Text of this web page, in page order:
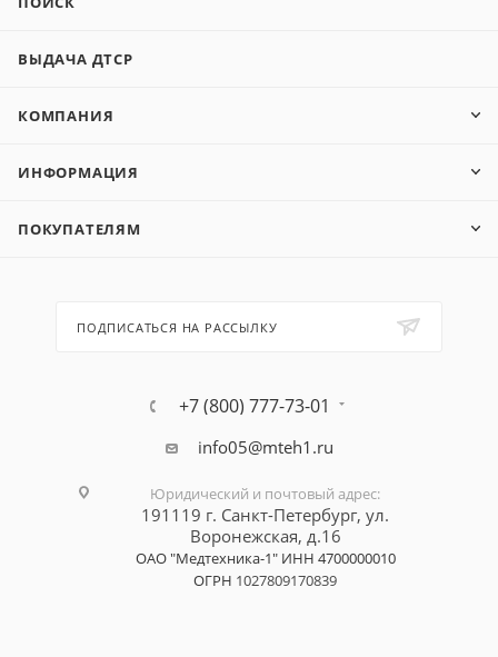
ВЫДАЧА ДТСР
КОМПАНИЯ
ИНФОРМАЦИЯ
ПОКУПАТЕЛЯМ
ПОДПИСАТЬСЯ НА РАССЫЛКУ
+7 (800) 777-73-01
info05@mteh1.ru
Юридический и почтовый адрес:
191119 г. Санкт-Петербург, ул.
Воронежская, д.16
ОАО "Медтехника-1" ИНН 4700000010
ОГРН 1027809170839